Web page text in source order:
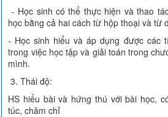
- Học sinh có thể thực hiện và thao
học bằng cả hai cách từ hộp thoại và từ
- Học sinh hiểu và áp dụng được các
trong việc học tập và giải toán trong
mình.
3. Thái độ:
HS hiểu bài và hứng thú với bài học,
túc, chăm chỉ